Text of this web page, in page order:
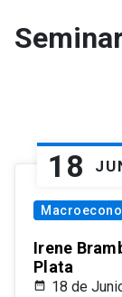
18
Irene
Plata
18 de